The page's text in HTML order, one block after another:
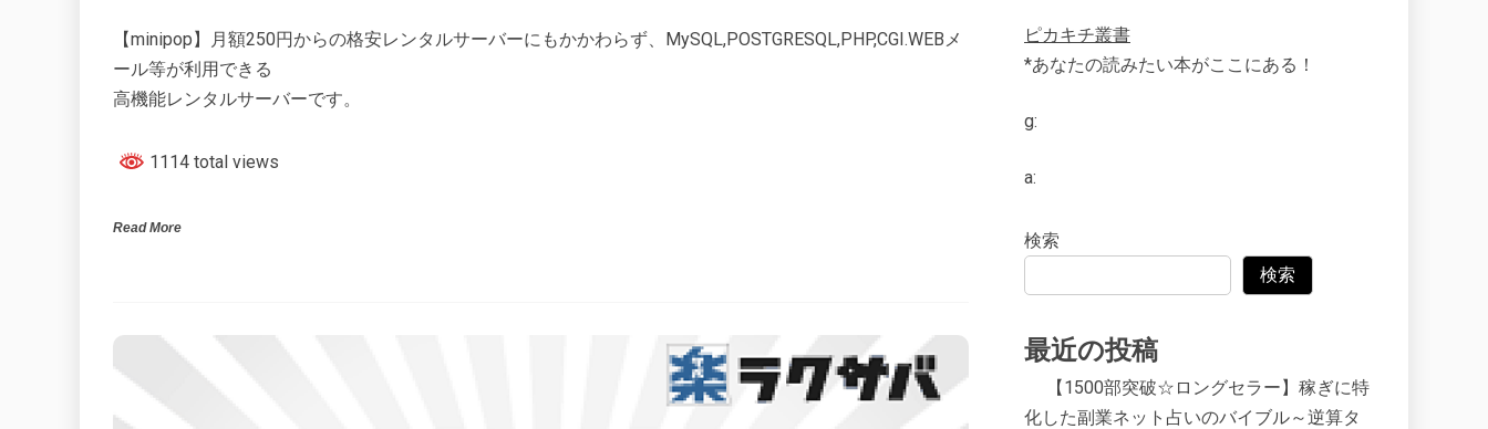
【minipop】月額250円からの格安レンタルサーバーにもかかわらず、MySQL,POSTGRESQL,PHP,CGI.WEBメ
ール等が利用できる
高機能レンタルサーバーです。
1114 total views
Read More
ピカキチ叢書
*あなたの読みたい本がここにある！
g:
a:
検索
検索
最近の投稿
【1500部突破☆ロングセラー】稼ぎに特
化した副業ネット占いのバイブル～逆算タ